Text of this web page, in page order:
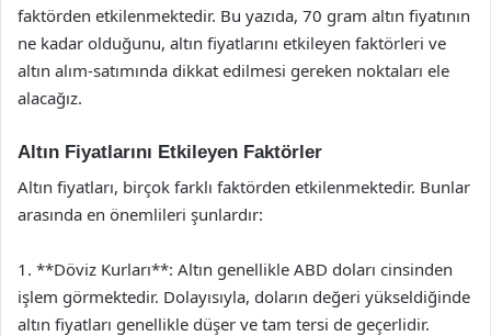
faktörden etkilenmektedir. Bu yazıda, 70 gram altın fiyatının
ne kadar olduğunu, altın fiyatlarını etkileyen faktörleri ve
altın alım-satımında dikkat edilmesi gereken noktaları ele
alacağız.
Altın Fiyatlarını Etkileyen Faktörler
Altın fiyatları, birçok farklı faktörden etkilenmektedir. Bunlar
arasında en önemlileri şunlardır:
1. **Döviz Kurları**: Altın genellikle ABD doları cinsinden
işlem görmektedir. Dolayısıyla, doların değeri yükseldiğinde
altın fiyatları genellikle düşer ve tam tersi de geçerlidir.